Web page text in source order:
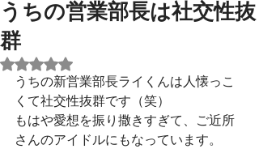
うちの営業部長は社交性抜
群
5つ星のうちNaNと評価されています。
うちの新営業部長ライくんは人懐っこ
くて社交性抜群です（笑）
もはや愛想を振り撒きすぎて、ご近所
さんのアイドルにもなっています。